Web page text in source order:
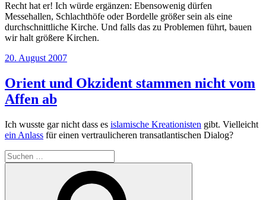
Recht hat er! Ich würde ergänzen: Ebensowenig dürfen
Messehallen, Schlachthöfe oder Bordelle größer sein als eine
durchschnittliche Kirche. Und falls das zu Problemen führt, bauen
wir halt größere Kirchen.
Veröffentlicht
20. August 2007
Orient und Okzident stammen nicht vom
Affen ab
Ich wusste gar nicht dass es islamische Kreationisten gibt. Vielleicht
ein Anlass für einen vertraulicheren transatlantischen Dialog?
Suchen
nach: